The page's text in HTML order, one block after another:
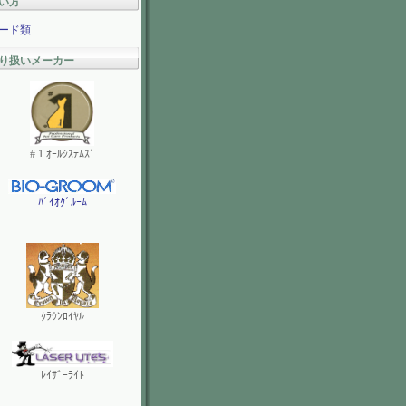
ド類
扱いメーカー
#１ｵｰﾙｼｽﾃﾑｽﾞ
ﾊﾞｲｵｸﾞﾙｰﾑ
ｸﾗｳﾝﾛｲﾔﾙ
ﾚｲｻﾞｰﾗｲﾄ